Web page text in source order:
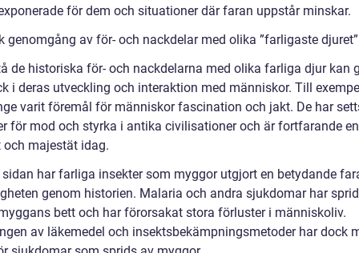
för dem och situationer där faran uppstår minskar.
genomgång av för- och nackdelar med olika ”farligaste djuret”
de historiska för- och nackdelarna med olika farliga djur kan
i deras utveckling och interaktion med människor. Till
varit föremål för människor fascination och jakt. De har
för mod och styrka i antika civilisationer och är fortfarande
majestät idag.
sidan har farliga insekter som myggor utgjort en betydande
genom historien. Malaria och andra sjukdomar har
bett och har förorsakat stora förluster i människoliv.
av läkemedel och insektsbekämpningsmetoder har dock